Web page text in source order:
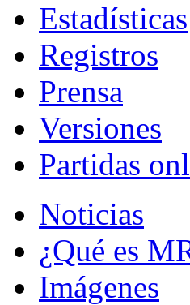
Estadísticas
Registros
Prensa
Versiones
Partidas
Noticias
¿Qué es
Imágenes